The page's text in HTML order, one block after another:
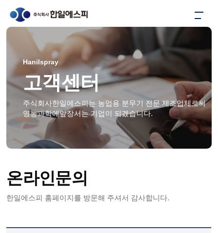
Hanilspray
고객센터
주식회사한일에스피는 농업용 분무기 전문 제조업체로써
영농과학에앞장서는 기업이 되겠습니다.
온라인문의
한일에스피 홈페이지를 방문해 주셔서 감사합니다.